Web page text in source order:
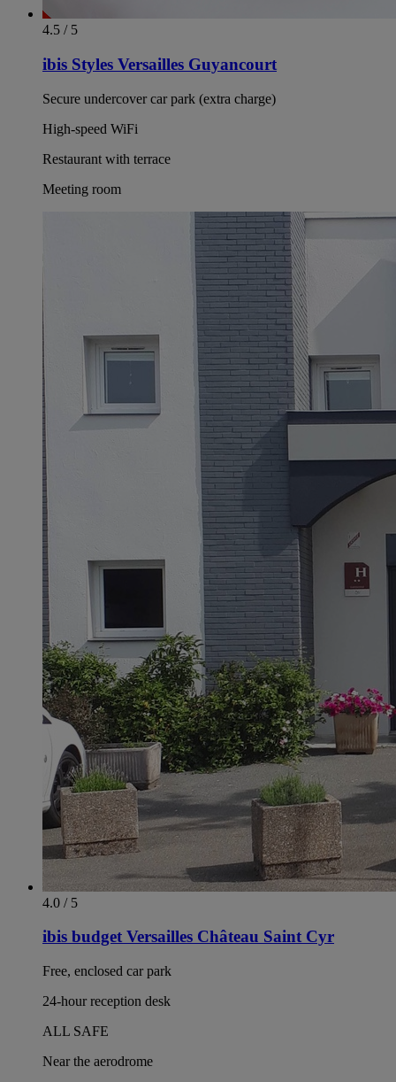
4.5 / 5
ibis Styles Versailles Guyancourt
Secure undercover car park (extra charge)
High-speed WiFi
Restaurant with terrace
Meeting room
4.0 / 5
ibis budget Versailles Château Saint Cyr
Free, enclosed car park
24-hour reception desk
ALL SAFE
Near the aerodrome